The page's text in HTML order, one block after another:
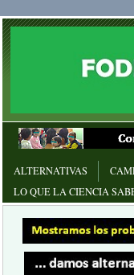
ALTERNATIVAS
LO QUE LA CIENCIA